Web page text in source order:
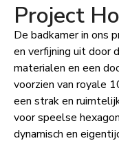
Project
De badkamer in ons
en verfijning uit door
materialen en een
voorzien van royale
een strak en
voor speelse
dynamisch en